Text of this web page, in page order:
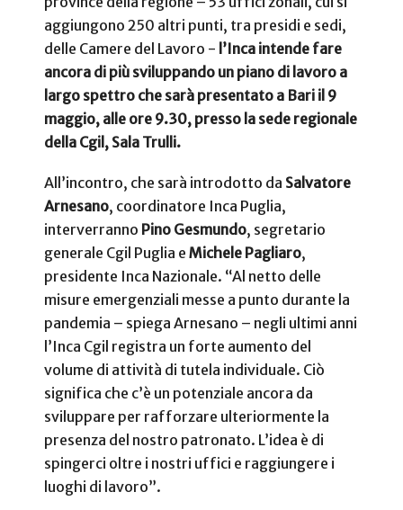
aggiungono 250 altri punti, tra presidi e sedi,
delle Camere del Lavoro - l’Inca intende fare
ancora di più sviluppando un piano di lavoro a
largo spettro che sarà presentato a Bari il 9
maggio, alle ore 9.30, presso la sede regionale
della Cgil, Sala Trulli.
All’incontro, che sarà introdotto da Salvatore
Arnesano, coordinatore Inca Puglia,
interverranno Pino Gesmundo, segretario
generale Cgil Puglia e Michele Pagliaro,
presidente Inca Nazionale. “Al netto delle
misure emergenziali messe a punto durante la
pandemia – spiega Arnesano – negli ultimi anni
l’Inca Cgil registra un forte aumento del
volume di attività di tutela individuale. Ciò
significa che c’è un potenziale ancora da
sviluppare per rafforzare ulteriormente la
presenza del nostro patronato. L’idea è di
spingerci oltre i nostri uffici e raggiungere i
luoghi di lavoro”.